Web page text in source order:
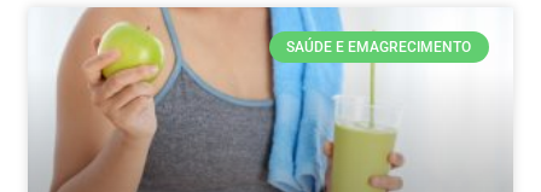
SAÚDE E EMAGRECIMENTO